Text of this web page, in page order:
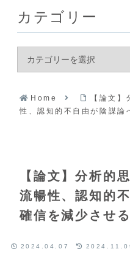
カテゴリー
Home
【論文
性、認知的不自由が陰謀論
【論文】分析的
流暢性、認知的
確信を減少させる
2024.04.07